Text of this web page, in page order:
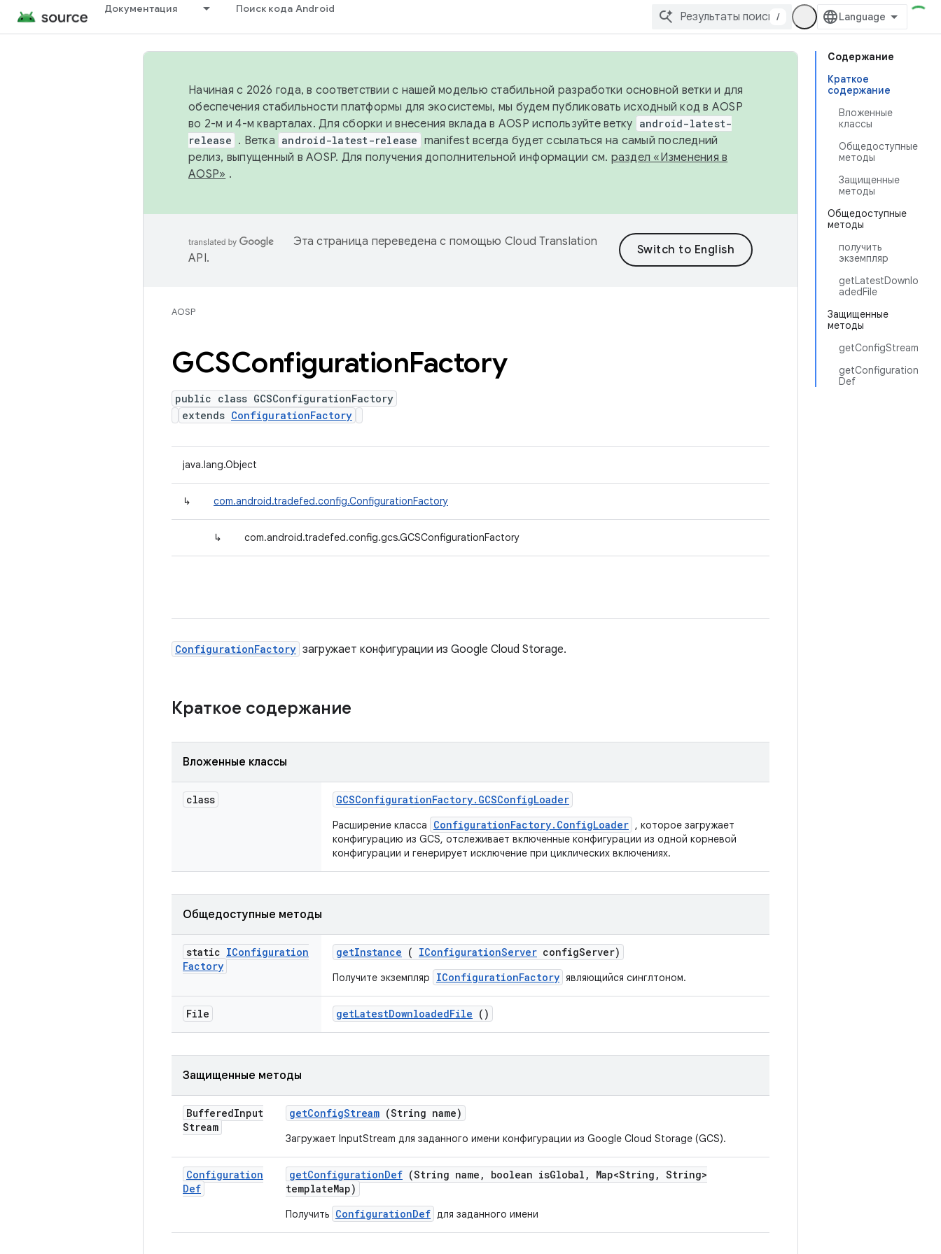
Документация Поиск кода Android
/
Содержание
Краткое
содержание
Вложенные
классы
Общедоступные
методы
Защищенные
методы
Общедоступные
методы
получить
экземпляр
getLatestDownlo
adedFile
Защищенные
методы
getConfigStream
getConfiguration
Def
Начиная с 2026 года, в соответствии с нашей моделью стабильной разработки основной ветки и для
обеспечения стабильности платформы для экосистемы, мы будем публиковать исходный код в AOSP
во 2-м и 4-м кварталах. Для сборки и внесения вклада в AOSP используйте ветку android-latest-
release . Ветка android-latest-release manifest всегда будет ссылаться на самый последний
релиз, выпущенный в AOSP. Для получения дополнительной информации см. раздел «Изменения в
AOSP» .
Эта страница переведена с помощью Cloud Translation
API.
AOSP
GCSConfigurationFactory
public class GCSConfigurationFactory
extends ConfigurationFactory
java.lang.Object
↳ com.android.tradefed.config.ConfigurationFactory
↳ com.android.tradefed.config.gcs.GCSConfigurationFactory
ConfigurationFactory загружает конфигурации из Google Cloud Storage.
Краткое содержание
Вложенные классы
class GCSConfigurationFactory. GCSConfigLoader
Расширение класса ConfigurationFactory.ConfigLoader , которое загружает
конфигурацию из GCS, отслеживает включенные конфигурации из одной корневой
конфигурации и генерирует исключение при циклических включениях.
Общедоступные методы
static IConfiguration
Factory
getInstance ( IConfigurationServer configServer)
Получите экземпляр IConfigurationFactory являющийся синглтоном.
File getLatestDownloadedFile ()
Защищенные методы
BufferedInput
Stream
getConfigStream (String name)
Загружает InputStream для заданного имени конфигурации из Google Cloud Storage (GCS).
Configuration
Def
getConfigurationDef (String name , boolean isGlobal , Map<String , String>
templateMap)
Получить ConfigurationDef для заданного имени